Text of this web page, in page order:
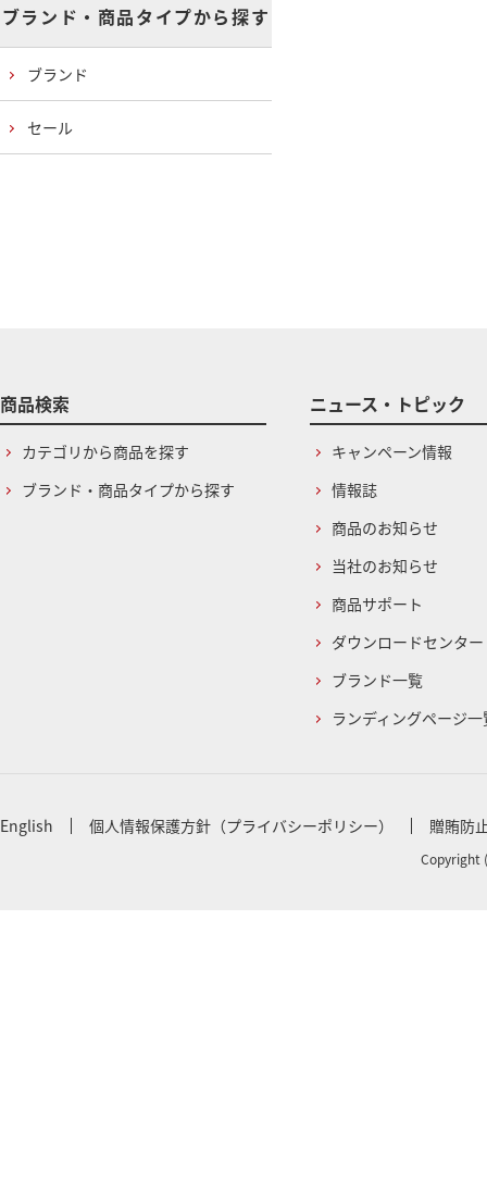
ブランド・商品タイプから探す
ブランド
セール
商品検索
カテゴリから商品を探す
ブランド・商品タイプから探す
ニュース・トピック
キャンペーン情報
情報誌
商品のお知らせ
当社のお知らせ
商品サポート
ダウンロードセンター
ブランド一覧
ランディングページ一
English 個人情報保護方針（プライバシーポリシー） 贈賄防
Copyright